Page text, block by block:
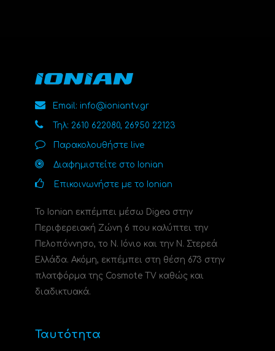
Email: info@ioniantv.gr
Τηλ: 2610 622080, 26950 22123
Παρακολουθήστε live
Διαφημιστείτε στο Ionian
Επικοινωνήστε με το Ionian
Το Ionian εκπέμπει μέσω Digea στην
Περιφερειακή Ζώνη 6 που καλύπτει την
Πελοπόννησο, το N. Ιόνιο και την Ν. Στερεά
Ελλάδα. Ακόμη, εκπέμπει στη θέση 673 στην
πλατφόρμα της Cosmote TV καθώς και
διαδικτυακά.
Ταυτότητα